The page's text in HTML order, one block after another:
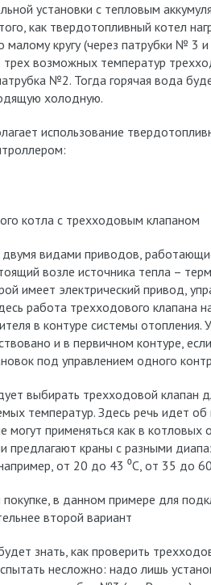
установки с тепловым
как твердотопливный котел
кругу (через патрубки № 3 и
трех возможных температур
№2. Тогда горячая вода
холодную.
использование
котла с трехходовым клапаном
видами приводов,
возле источника тепла –
имеет электрический привод,
работа трехходового клапана
в контуре системы отопления.
и в первичном контуре,
под управлением одного
выбирать трехходовой клапан
температур. Здесь речь идет об
применяться как в котловых
краны с разными
от 20 до 43 ⁰С, от 35 до
в данном примере для
второй вариант
знать, как проверить
несложно: надо лишь